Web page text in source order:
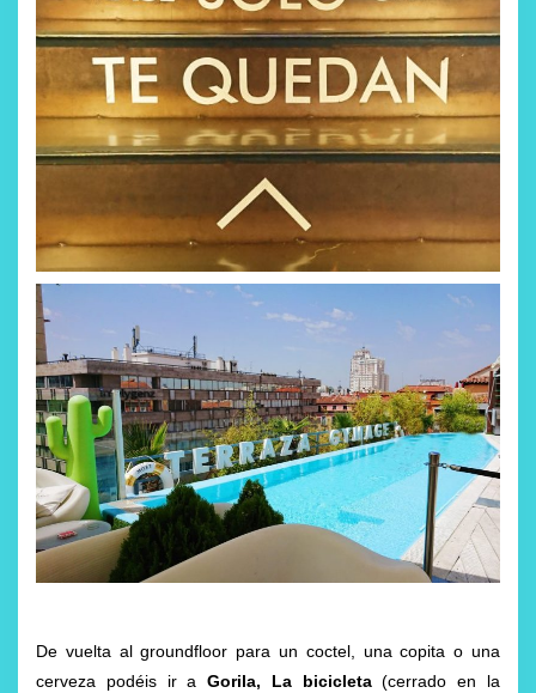
De vuelta al groundfloor para un coctel, una copita o una
cerveza podéis ir aGorila, La bicicleta(cerrado en la